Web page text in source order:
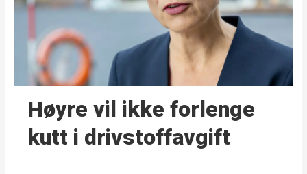
Høyre vil ikke forlenge
kutt i drivstoffavgift